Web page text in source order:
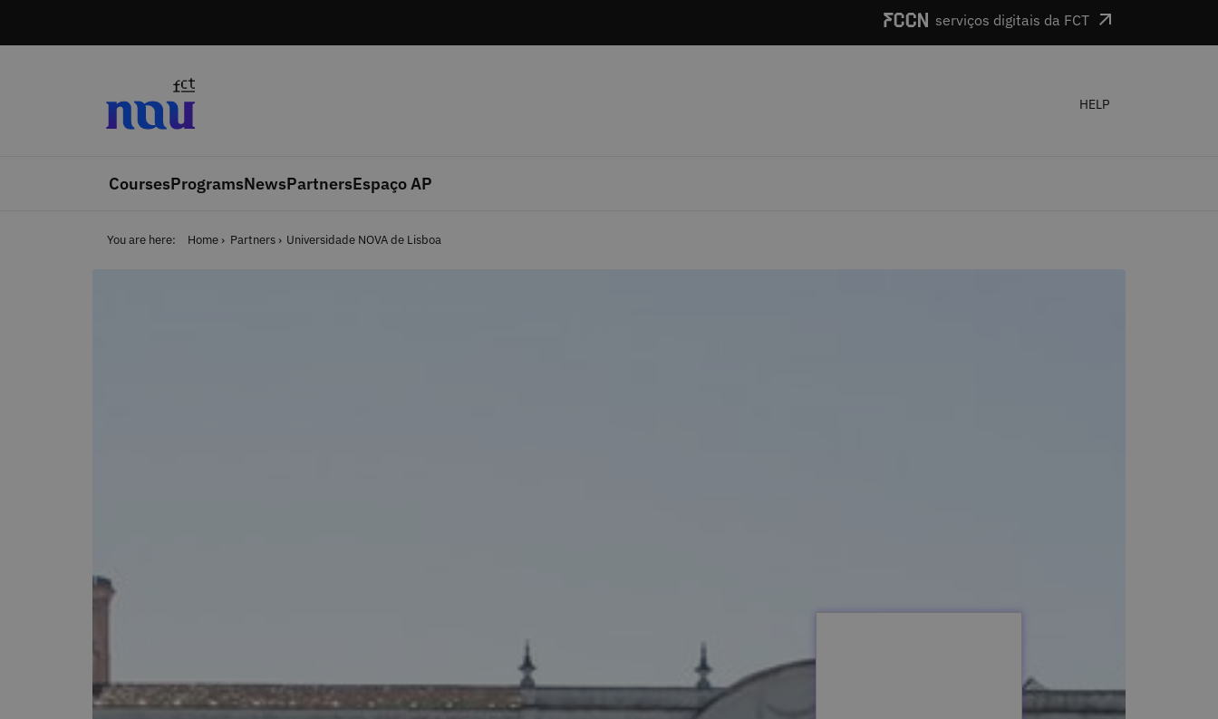
serviços digitais da FCT
HELP
CoursesProgramsNewsPartnersEspaço AP
You are here: Home Partners Universidade NOVA de Lisboa